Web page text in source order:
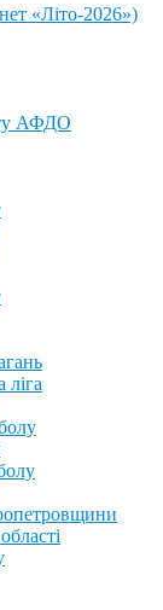
«Літо-2026»)
АФДО